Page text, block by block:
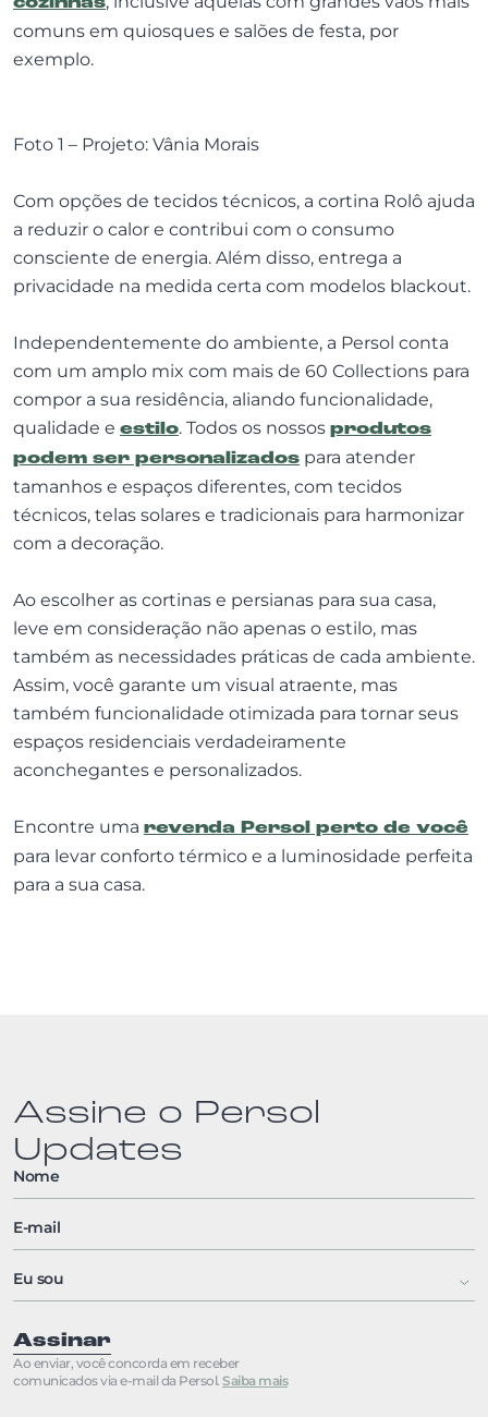
comuns em quiosques e salões de festa, por
exemplo.
Foto 1 – Projeto: Vânia Morais
Com opções de tecidos técnicos, a cortina Rolô ajuda
a reduzir o calor e contribui com o consumo
consciente de energia. Além disso, entrega a
privacidade na medida certa com modelos blackout.
Independentemente do ambiente, a Persol conta
com um amplo mix com mais de 60 Collections para
compor a sua residência, aliando funcionalidade,
qualidade e estilo. Todos os nossos produtos
podem ser personalizados para atender
tamanhos e espaços diferentes, com tecidos
técnicos, telas solares e tradicionais para harmonizar
com a decoração.
Ao escolher as cortinas e persianas para sua casa,
leve em consideração não apenas o estilo, mas
também as necessidades práticas de cada ambiente.
Assim, você garante um visual atraente, mas
também funcionalidade otimizada para tornar seus
espaços residenciais verdadeiramente
aconchegantes e personalizados.
Encontre uma revenda Persol perto de você
para levar conforto térmico e a luminosidade perfeita
para a sua casa.
Assine o Persol
Updates
Assinar
Ao enviar, você concorda em receber
comunicados via e-mail da Persol. Saiba mais